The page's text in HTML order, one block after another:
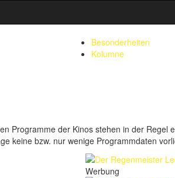
Besonderheiten
Kolumne
Programme der Kinos stehen in der Regel
keine bzw. nur wenige Programmdaten
Werbung